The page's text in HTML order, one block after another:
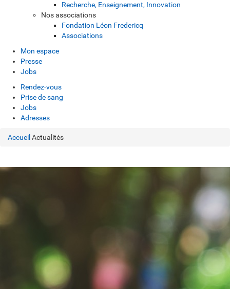
Recherche, Enseignement, Innovation
Nos associations
Fondation Léon Fredericq
Associations
Mon espace
Presse
Jobs
Rendez-vous
Prise de sang
Jobs
Adresses
Accueil Actualités